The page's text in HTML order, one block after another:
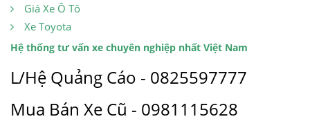
Giá Xe Ô Tô
Xe Toyota
Hệ thống tư vấn xe chuyên nghiệp nhất Việt Nam
L/Hệ Quảng Cáo - 0825597777
Mua Bán Xe Cũ - 0981115628